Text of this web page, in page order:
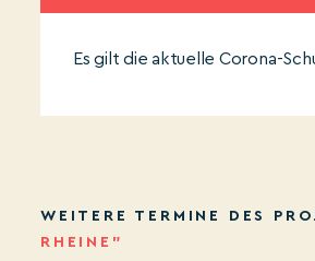
Es gilt die aktuelle Corona-
WEITERE TERMINE DES
RHEINE”